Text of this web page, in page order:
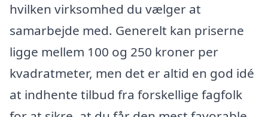
hvilken virksomhed du vælger at
samarbejde med. Generelt kan priserne
ligge mellem 100 og 250 kroner per
kvadratmeter, men det er altid en god idé
at indhente tilbud fra forskellige fagfolk